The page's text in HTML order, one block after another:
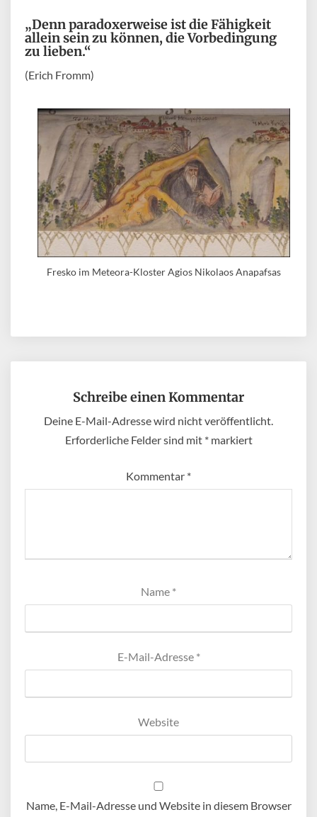
„Denn paradoxerweise ist die Fähigkeit
allein sein zu können, die Vorbedingung
zu lieben.“
(Erich Fromm)
Fresko im Meteora-Kloster Agios Nikolaos Anapafsas
Schreibe einen Kommentar
Deine E-Mail-Adresse wird nicht veröffentlicht.
Erforderliche Felder sind mit *markiert
Kommentar *
Name *
E-Mail-Adresse *
Website
Name, E-Mail-Adresse und Website in diesem Browser